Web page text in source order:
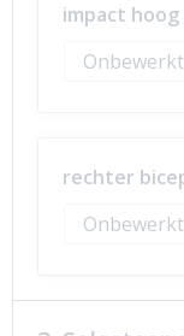
impact
Onbewerkt
rechter
Onbewerkt